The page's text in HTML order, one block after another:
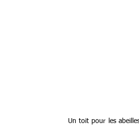
Un toit pour les